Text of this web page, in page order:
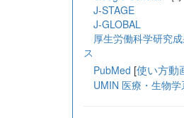
J-STAGE
J-GLOBAL
厚生労働科学研究
ス
PubMed [使い方動
UMIN 医療・生物